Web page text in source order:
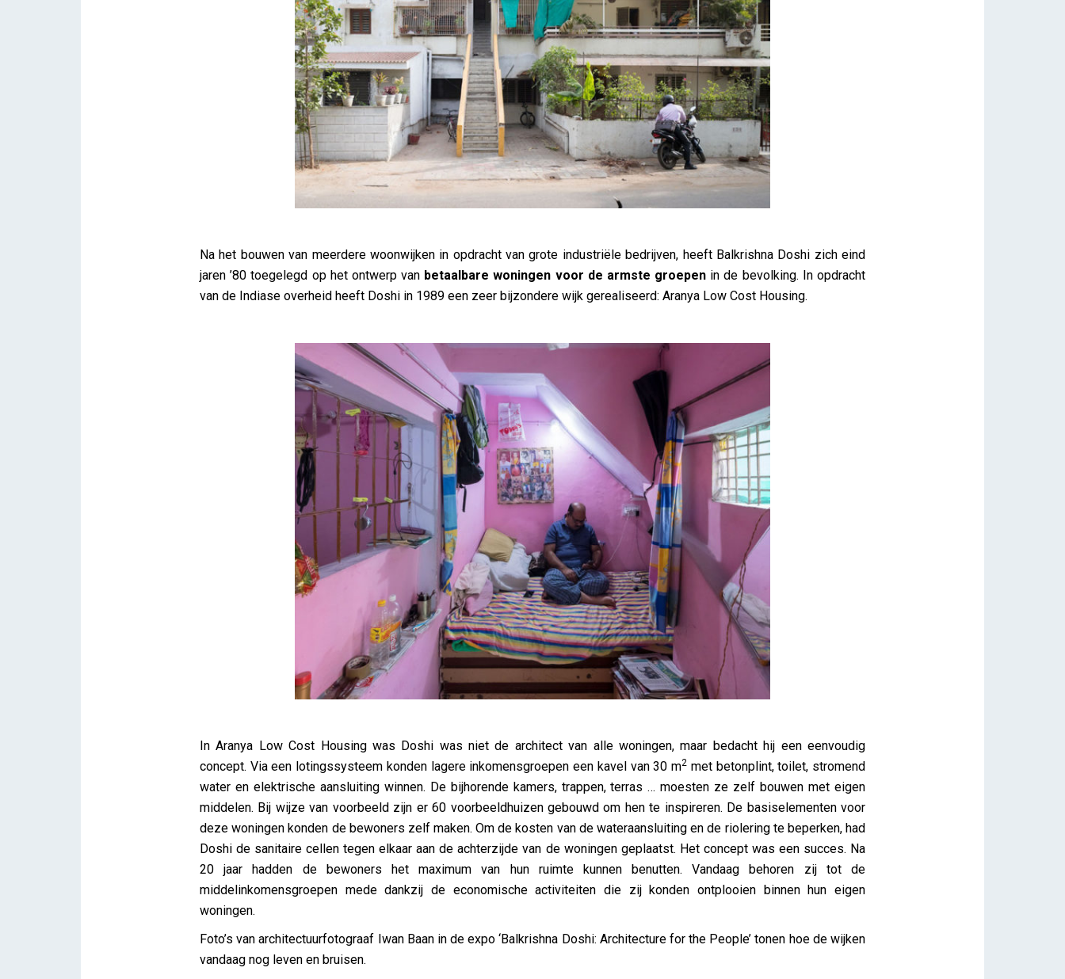
Na het bouwen van meerdere woonwijken in opdracht van grote industriële bedrijven, heeft Balkrishna Doshi zich eind
jaren ’80 toegelegd op het ontwerp van betaalbare woningen voor de armste groepen in de bevolking. In opdracht
van de Indiase overheid heeft Doshi in 1989 een zeer bijzondere wijk gerealiseerd: Aranya Low Cost Housing.
In Aranya Low Cost Housing was Doshi was niet de architect van alle woningen, maar bedacht hij een eenvoudig
concept. Via een lotingssysteem konden lagere inkomensgroepen een kavel van 30 m2 met betonplint, toilet, stromend
water en elektrische aansluiting winnen. De bijhorende kamers, trappen, terras … moesten ze zelf bouwen met eigen
middelen. Bij wijze van voorbeeld zijn er 60 voorbeeldhuizen gebouwd om hen te inspireren. De basiselementen voor
deze woningen konden de bewoners zelf maken. Om de kosten van de wateraansluiting en de riolering te beperken, had
Doshi de sanitaire cellen tegen elkaar aan de achterzijde van de woningen geplaatst. Het concept was een succes. Na
20 jaar hadden de bewoners het maximum van hun ruimte kunnen benutten. Vandaag behoren zij tot de
middelinkomensgroepen mede dankzij de economische activiteiten die zij konden ontplooien binnen hun eigen
woningen.
Foto’s van architectuurfotograaf Iwan Baan in de expo ‘Balkrishna Doshi: Architecture for the People’ tonen hoe de wijken
vandaag nog leven en bruisen.